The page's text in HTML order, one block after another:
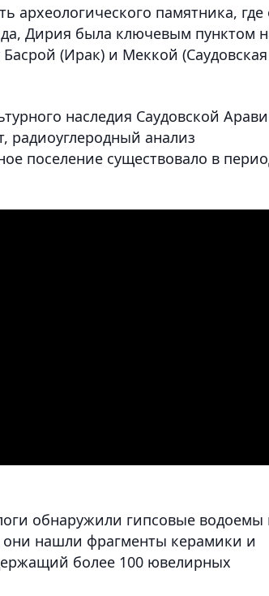
археологического памятника, где
Дирия была ключевым пунктом
(Ирак) и Меккой (Саудовская
наследия Саудовской
радиоуглеродный анализ
поселение существовало в
обнаружили гипсовые водоемы
они нашли фрагменты керамики и
более 100 ювелирных